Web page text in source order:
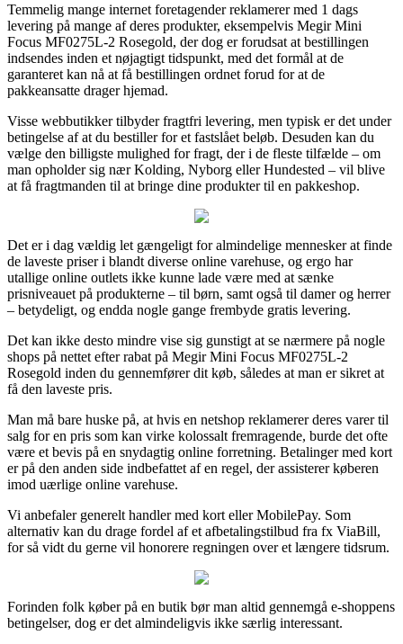
Temmelig mange internet foretagender reklamerer med 1 dags
levering på mange af deres produkter, eksempelvis Megir Mini
Focus MF0275L-2 Rosegold, der dog er forudsat at bestillingen
indsendes inden et nøjagtigt tidspunkt, med det formål at de
garanteret kan nå at få bestillingen ordnet forud for at de
pakkeansatte drager hjemad.
Visse webbutikker tilbyder fragtfri levering, men typisk er det under
betingelse af at du bestiller for et fastslået beløb. Desuden kan du
vælge den billigste mulighed for fragt, der i de fleste tilfælde – om
man opholder sig nær Kolding, Nyborg eller Hundested – vil blive
at få fragtmanden til at bringe dine produkter til en pakkeshop.
Det er i dag vældig let gængeligt for almindelige mennesker at finde
de laveste priser i blandt diverse online varehuse, og ergo har
utallige online outlets ikke kunne lade være med at sænke
prisniveauet på produkterne – til børn, samt også til damer og herrer
– betydeligt, og endda nogle gange frembyde gratis levering.
Det kan ikke desto mindre vise sig gunstigt at se nærmere på nogle
shops på nettet efter rabat på Megir Mini Focus MF0275L-2
Rosegold inden du gennemfører dit køb, således at man er sikret at
få den laveste pris.
Man må bare huske på, at hvis en netshop reklamerer deres varer til
salg for en pris som kan virke kolossalt fremragende, burde det ofte
være et bevis på en snydagtig online forretning. Betalinger med kort
er på den anden side indbefattet af en regel, der assisterer køberen
imod uærlige online varehuse.
Vi anbefaler generelt handler med kort eller MobilePay. Som
alternativ kan du drage fordel af et afbetalingstilbud fra fx ViaBill,
for så vidt du gerne vil honorere regningen over et længere tidsrum.
Forinden folk køber på en butik bør man altid gennemgå e-shoppens
betingelser, dog er det almindeligvis ikke særlig interessant.